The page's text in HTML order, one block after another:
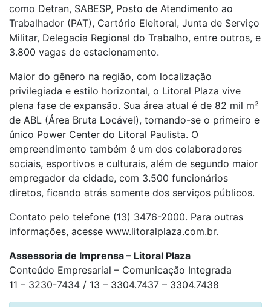
como Detran, SABESP, Posto de Atendimento ao
Trabalhador (PAT), Cartório Eleitoral, Junta de Serviço
Militar, Delegacia Regional do Trabalho, entre outros, e
3.800 vagas de estacionamento.
Maior do gênero na região, com localização
privilegiada e estilo horizontal, o Litoral Plaza vive
plena fase de expansão. Sua área atual é de 82 mil m²
de ABL (Área Bruta Locável), tornando-se o primeiro e
único Power Center do Litoral Paulista. O
empreendimento também é um dos colaboradores
sociais, esportivos e culturais, além de segundo maior
empregador da cidade, com 3.500 funcionários
diretos, ficando atrás somente dos serviços públicos.
Contato pelo telefone (13) 3476-2000. Para outras
informações, acesse www.litoralplaza.com.br.
Assessoria de Imprensa – Litoral Plaza
Conteúdo Empresarial – Comunicação Integrada
11 – 3230-7434 / 13 – 3304.7437 – 3304.7438